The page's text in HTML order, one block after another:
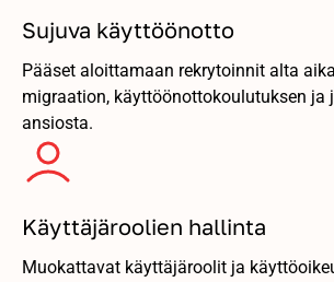
Sujuva käyttöönotto
Pääset aloittamaan rekrytoinnit alta
migraation, käyttöönottokoulutuksen ja
ansiosta.
Käyttäjäroolien hallinta
Muokattavat käyttäjäroolit ja